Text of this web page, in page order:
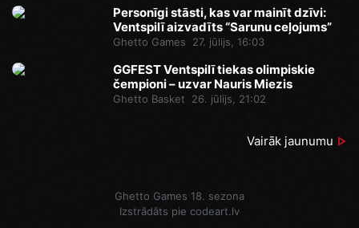
Personīgi stāsti, kas var mainīt dzīvi:
Ventspilī aizvadīts “Sarunu ceļojums”
Ghetto Games 27. jūlijs, 16:03
GGFEST Ventspilī tiekas olimpiskie
čempioni – uzvar Nauris Miezis
Ghetto Basket 26. jūlijs, 21:02
Vairāk jaunumu
Ghetto Games 18. sezona
Izstrādāts pie codeart.lv